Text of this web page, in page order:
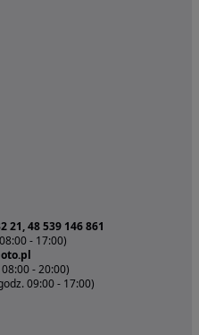
21, 48 539 146 861
- 17:00)
- 20:00)
09:00 - 17:00)